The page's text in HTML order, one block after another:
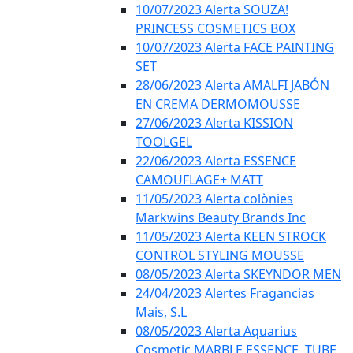
10/07/2023 Alerta SOUZA!
PRINCESS COSMETICS BOX
10/07/2023 Alerta FACE PAINTING
SET
28/06/2023 Alerta AMALFI JABÓN
EN CREMA DERMOMOUSSE
27/06/2023 Alerta KISSION
TOOLGEL
22/06/2023 Alerta ESSENCE
CAMOUFLAGE+ MATT
11/05/2023 Alerta colònies
Markwins Beauty Brands Inc
11/05/2023 Alerta KEEN STROCK
CONTROL STYLING MOUSSE
08/05/2023 Alerta SKEYNDOR MEN
24/04/2023 Alertes Fragancias
Mais, S.L
08/05/2023 Alerta Aquarius